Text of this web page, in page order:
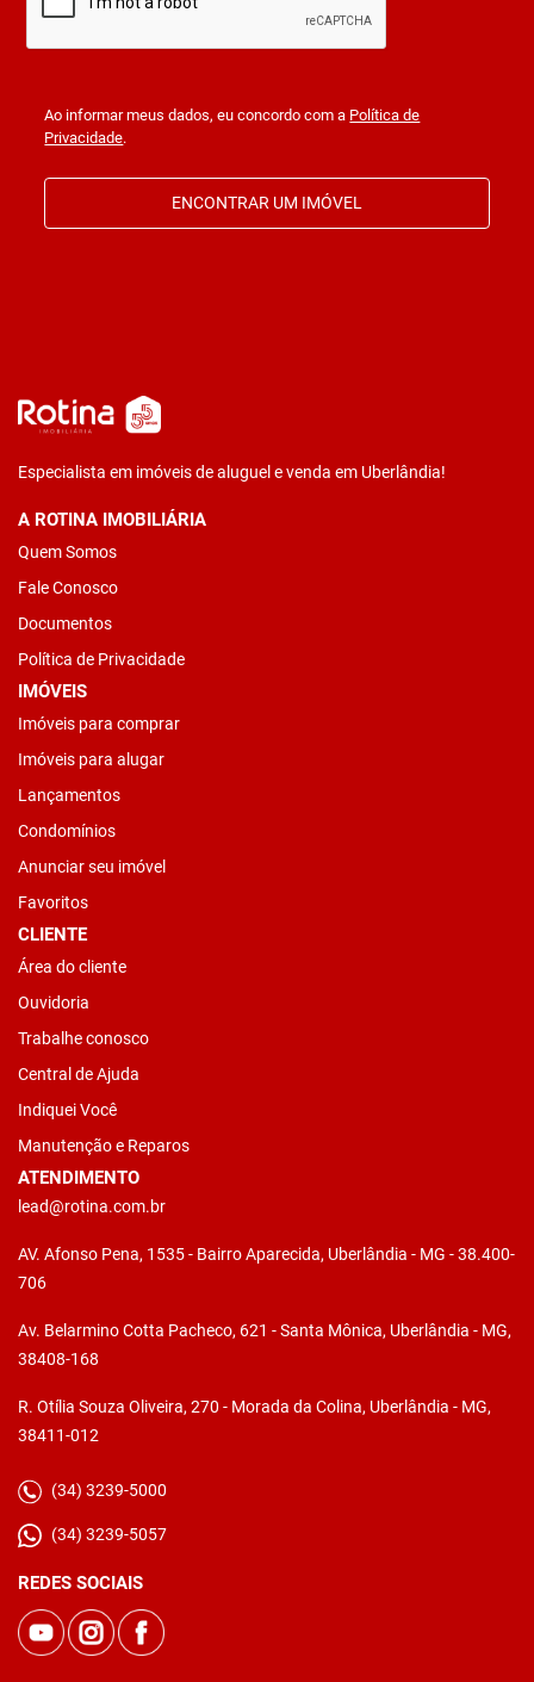
Ao informar meus dados, eu concordo com a Política de
Privacidade.
ENCONTRAR UM IMÓVEL
Especialista em imóveis de aluguel e venda em Uberlândia!
A ROTINA IMOBILIÁRIA
Quem Somos
Fale Conosco
Documentos
Política de Privacidade
IMÓVEIS
Imóveis para comprar
Imóveis para alugar
Lançamentos
Condomínios
Anunciar seu imóvel
Favoritos
CLIENTE
Área do cliente
Ouvidoria
Trabalhe conosco
Central de Ajuda
Indiquei Você
Manutenção e Reparos
ATENDIMENTO
lead@rotina.com.br
AV. Afonso Pena, 1535 - Bairro Aparecida, Uberlândia - MG - 38.400-
706
Av. Belarmino Cotta Pacheco, 621 - Santa Mônica, Uberlândia - MG,
38408-168
R. Otília Souza Oliveira, 270 - Morada da Colina, Uberlândia - MG,
38411-012
(34) 3239-5000
(34) 3239-5057
REDES SOCIAIS